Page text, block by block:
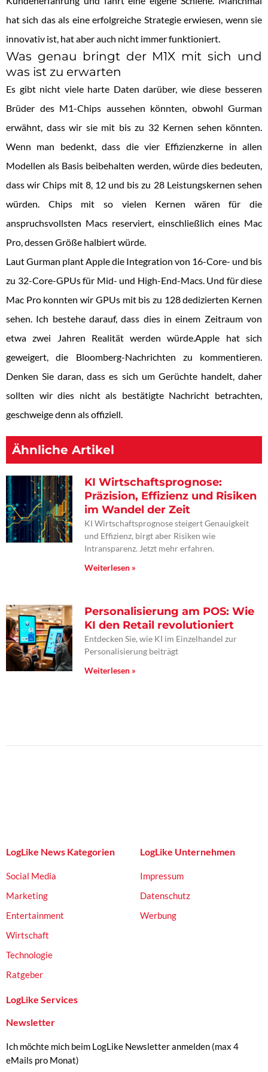
hat sich das als eine erfolgreiche Strategie erwiesen, wenn sie
innovativ ist, hat aber auch nicht immer funktioniert.
Was genau bringt der M1X mit sich und
was ist zu erwarten
Es gibt nicht viele harte Daten darüber, wie diese besseren
Brüder des M1-Chips aussehen könnten, obwohl Gurman
erwähnt, dass wir sie mit bis zu 32 Kernen sehen könnten.
Wenn man bedenkt, dass die vier Effizienzkerne in allen
Modellen als Basis beibehalten werden, würde dies bedeuten,
dass wir Chips mit 8, 12 und bis zu 28 Leistungskernen sehen
würden. Chips mit so vielen Kernen wären für die
anspruchsvollsten Macs reserviert, einschließlich eines Mac
Pro, dessen Größe halbiert würde.
Laut Gurman plant Apple die Integration von 16-Core- und bis
zu 32-Core-GPUs für Mid- und High-End-Macs. Und für diese
Mac Pro konnten wir GPUs mit bis zu 128 dedizierten Kernen
sehen. Ich bestehe darauf, dass dies in einem Zeitraum von
etwa zwei Jahren Realität werden würde.Apple hat sich
geweigert, die Bloomberg-Nachrichten zu kommentieren.
Denken Sie daran, dass es sich um Gerüchte handelt, daher
sollten wir dies nicht als bestätigte Nachricht betrachten,
geschweige denn als offiziell.
Ähnliche Artikel
KI Wirtschaftsprognose:
Präzision, Effizienz und Risiken
im Wandel der Zeit
KI Wirtschaftsprognose steigert Genauigkeit
und Effizienz, birgt aber Risiken wie
Intransparenz. Jetzt mehr erfahren.
Weiterlesen »
Personalisierung am POS: Wie
KI den Retail revolutioniert
Entdecken Sie, wie KI im Einzelhandel zur
Personalisierung beiträgt
Weiterlesen »
LogLike News Kategorien
Social Media
Marketing
Entertainment
Wirtschaft
Technologie
Ratgeber
LogLike Unternehmen
Impressum
Datenschutz
Werbung
LogLike Services
Newsletter
Ich möchte mich beim LogLike Newsletter anmelden (max 4
eMails pro Monat)